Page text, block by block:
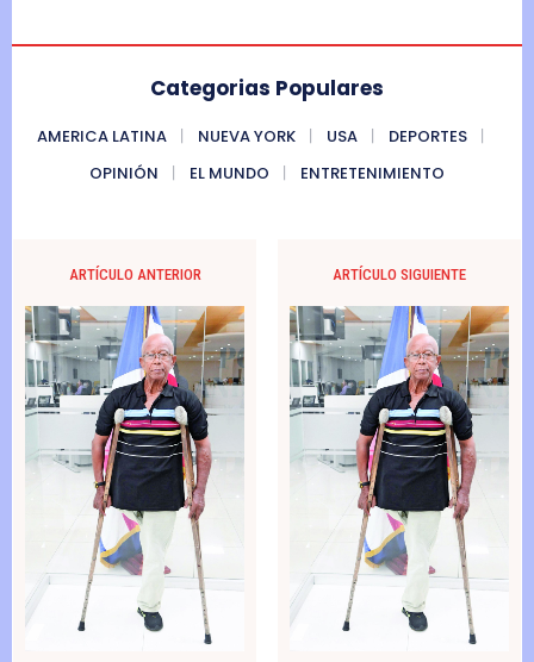
Categorias Populares
AMERICA LATINA NUEVA YORK USA
DEPORTES
OPINIÓN
EL MUNDO ENTRETENIMIENTO
ARTÍCULO ANTERIOR ARTÍCULO SIGUIENTE